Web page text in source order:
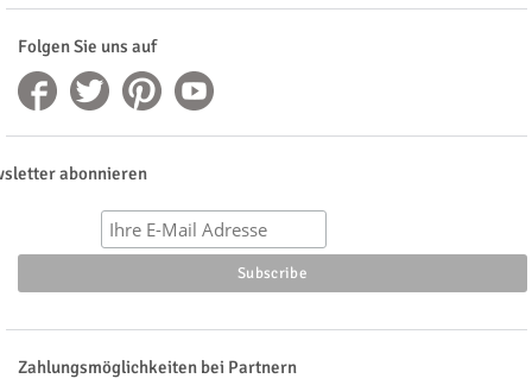
Folgen Sie uns auf
abonnieren
Zahlungsmöglichkeiten bei Partnern